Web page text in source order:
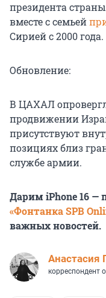
президента
вместе с семьей
Сирией с 2000 года.
Обновление:
В ЦАХАЛ
продвижении
присутствуют
позициях близ
службе армии.
Дарим iPhone 16 —
«Фонтанка SPB
важных новостей.
Анастасия
корреспондент